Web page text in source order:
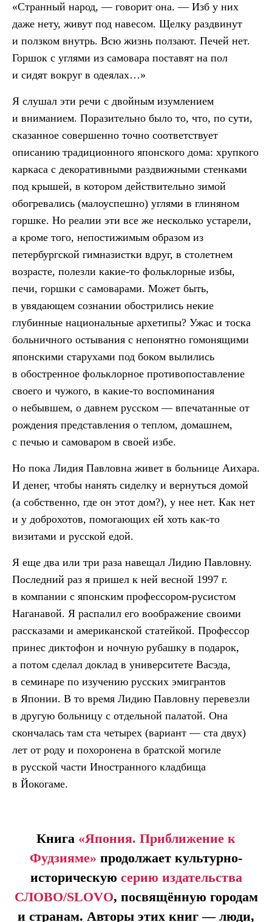
«Странный народ, — говорит она. — Изб у них
даже нету, живут под навесом. Щелку раздвинут
и ползком внутрь. Всю жизнь ползают. Печей нет.
Горшок с углями из самовара поставят на пол
и сидят вокруг в одеялах…»
Я слушал эти речи с двойным изумлением
и вниманием. Поразительно было то, что, по сути,
сказанное совершенно точно соответствует
описанию традиционного японского дома: хрупкого
каркаса с декоративными раздвижными стенками
под крышей, в котором действительно зимой
обогревались (малоуспешно) углями в глиняном
горшке. Но реалии эти все же несколько устарели,
а кроме того, непостижимым образом из
петербургской гимназистки вдруг, в столетнем
возрасте, полезли какие-то фольклорные избы,
печи, горшки с самоварами. Может быть,
в увядающем сознании обострились некие
глубинные национальные архетипы? Ужас и тоска
больничного остывания с непонятно гомонящими
японскими старухами под боком вылились
в обостренное фольклорное противопоставление
своего и чужого, в какие-то воспоминания
о небывшем, о давнем русском — впечатанные от
рождения представления о теплом, домашнем,
с печью и самоваром в своей избе.
Но пока Лидия Павловна живет в больнице Аихара.
И денег, чтобы нанять сиделку и вернуться домой
(а собственно, где он этот дом?), у нее нет. Как нет
и у доброхотов, помогающих ей хоть как-то
визитами и русской едой.
Я еще два или три раза навещал Лидию Павловну.
Последний раз я пришел к ней весной 1997 г.
в компании с японским профессором-русистом
Наганавой. Я распалил его воображение своими
рассказами и американской статейкой. Профессор
принес диктофон и ночную рубашку в подарок,
а потом сделал доклад в университете Васэда,
в семинаре по изучению русских эмигрантов
в Японии. В то время Лидию Павловну перевезли
в другую больницу с отдельной палатой. Она
скончалась там ста четырех (вариант — ста двух)
лет от роду и похоронена в братской могиле
в русской части Иностранного кладбища
в Йокогаме.
Книга «Япония. Приближение к
Фудзияме» продолжает культурно-
историческую серию издательства
СЛОВО/SLOVO, посвящённую городам
и странам. Авторы этих книг — люди,